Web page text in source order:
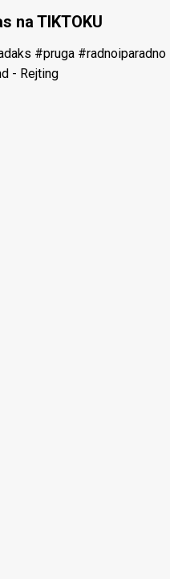
na TIKTOKU
#pruga #radnoiparadno
- Rejting